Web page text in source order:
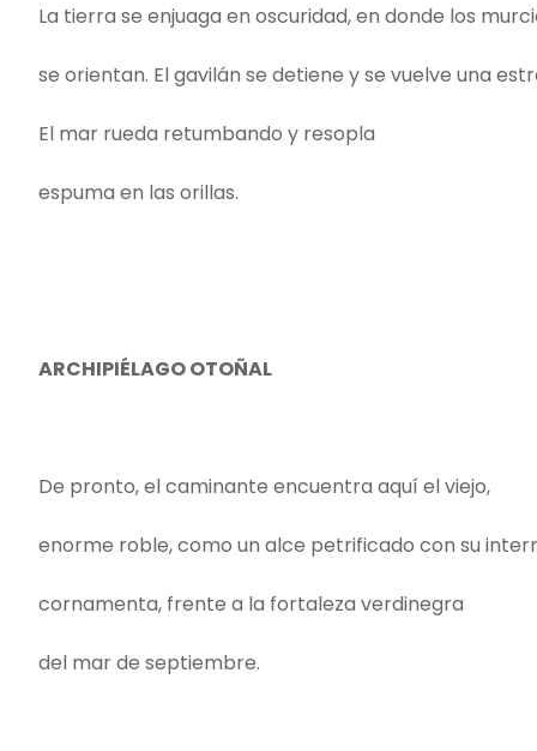
La tierra se enjuaga en oscuridad, en donde los
se orientan. El gavilán se detiene y se vuelve una
El mar rueda retumbando y resopla
espuma en las orillas.
ARCHIPIÉLAGO OTOÑAL
De pronto, el caminante encuentra aquí el viejo,
enorme roble, como un alce petrificado con su
cornamenta, frente a la fortaleza verdinegra
del mar de septiembre.